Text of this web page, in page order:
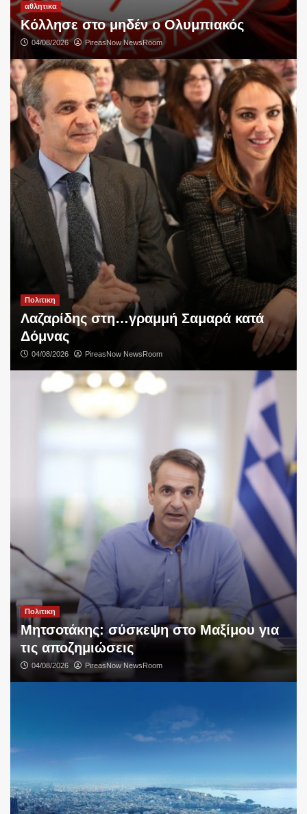
αθλητικα
Κόλλησε στο μηδέν ο Ολυμπιακός
04/08/2026 PireasNow NewsRoom
Πολιτικη
Λαζαρίδης στη…γραμμή Σαμαρά κατά
Δόμνας
04/08/2026 PireasNow NewsRoom
Πολιτικη
Μητσοτάκης: σύσκεψη στο Μαξίμου για
τις αποζημιώσεις
04/08/2026 PireasNow NewsRoom